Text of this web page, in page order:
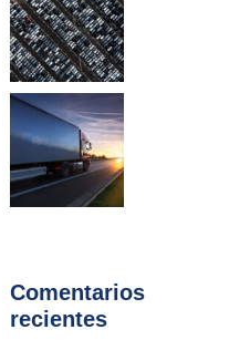
Comentarios
recientes